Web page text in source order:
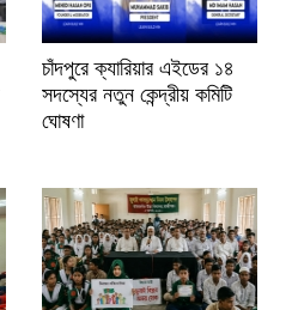
চাঁদপুরে ক্যারিয়ার এইডের ১৪
সদস্যের নতুন কেন্দ্রীয় কমিটি
ঘোষণা